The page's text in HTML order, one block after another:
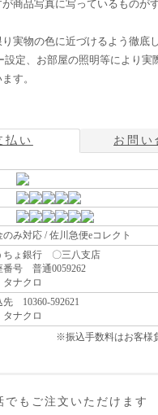
商品写真に写っているものが
実物の色に近づけるよう徹底
設定、お部屋の照明等により実
す。
払い お問い
のみ対応 / 佐川急便eコレクト
ちょ銀行 〇三八支店
番号 普通0059262
タナクロ
先 10360-592621
タナクロ
※振込手数料はお客様
でもご注文いただけます